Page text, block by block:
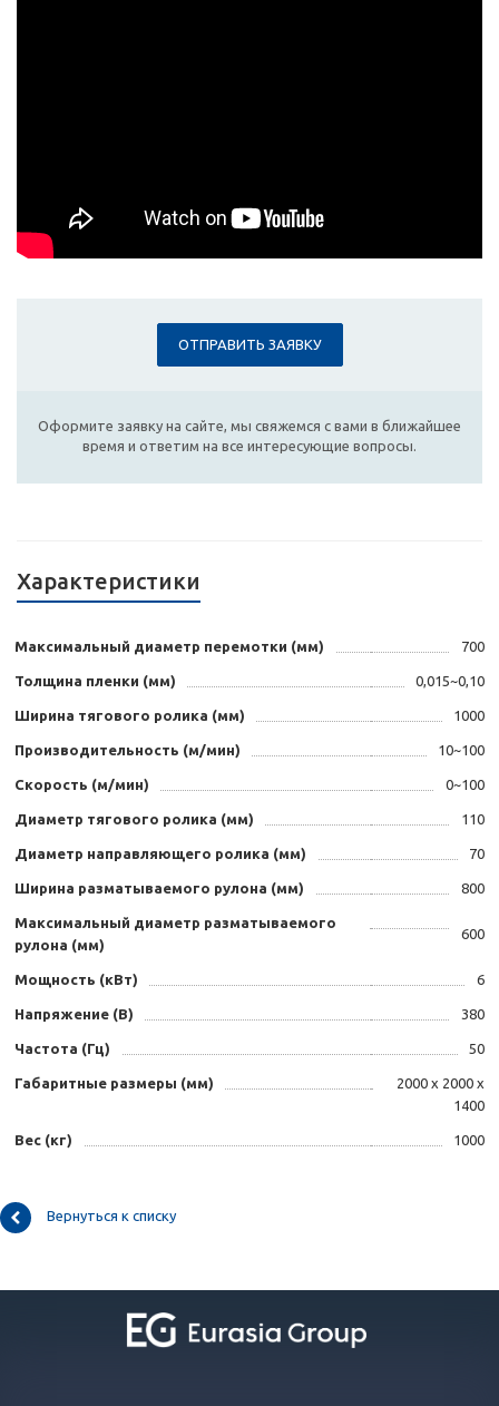
ОТПРАВИТЬ ЗАЯВКУ
Оформите заявку на сайте, мы свяжемся с вами в ближайшее
время и ответим на все интересующие вопросы.
Характеристики
Максимальный диаметр перемотки (мм) 700
Толщина пленки (мм) 0,015~0,10
Ширина тягового ролика (мм) 1000
Производительность (м/мин) 10~100
Скорость (м/мин) 0~100
Диаметр тягового ролика (мм) 110
Диаметр направляющего ролика (мм) 70
Ширина разматываемого рулона (мм) 800
Максимальный диаметр разматываемого
рулона (мм)
600
Мощность (кВт) 6
Напряжение (B) 380
Частота (Гц) 50
Габаритные размеры (мм)
2000 х 2000 х
1400
Вес (кг) 1000
Вернуться к списку